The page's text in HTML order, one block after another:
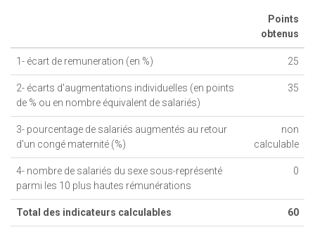
Points
obtenus
1- écart de remuneration (en %) 25
2- écarts d'augmentations individuelles (en points
de % ou en nombre équivalent de salariés)
35
3- pourcentage de salariés augmentés au retour
d'un congé maternité (%)
non
calculable
4- nombre de salariés du sexe sous-représenté
parmi les 10 plus hautes rémunérations
0
Total des indicateurs calculables 60